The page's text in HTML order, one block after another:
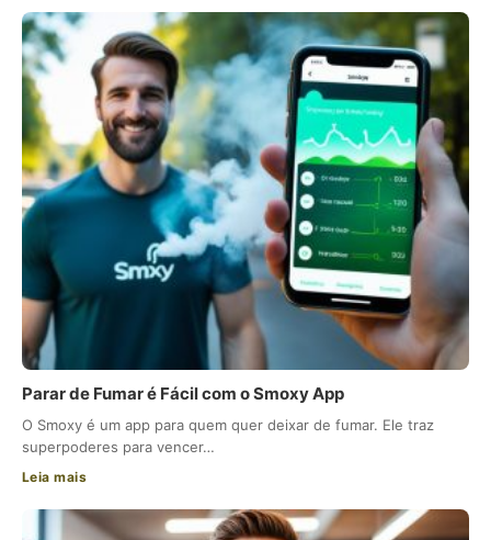
Parar de Fumar é Fácil com o Smoxy App
O Smoxy é um app para quem quer deixar de fumar. Ele traz
superpoderes para vencer…
Leia mais